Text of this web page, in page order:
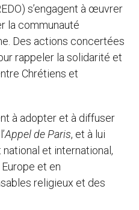
s’engagent à œuvrer
la communauté
Des actions concertées
rappeler la solidarité et
Chrétiens et
à adopter et à diffuser
Appel de Paris, et à lui
et international,
et en
religieux et des